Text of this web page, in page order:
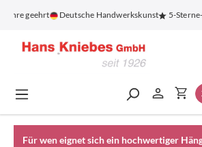
springen
geehrt Deutsche Handwerkskunst 5-
Für wen eignet sich ein hochwertiger